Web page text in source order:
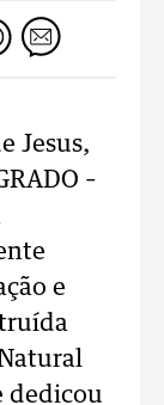
Jesus,
–
e
dedicou